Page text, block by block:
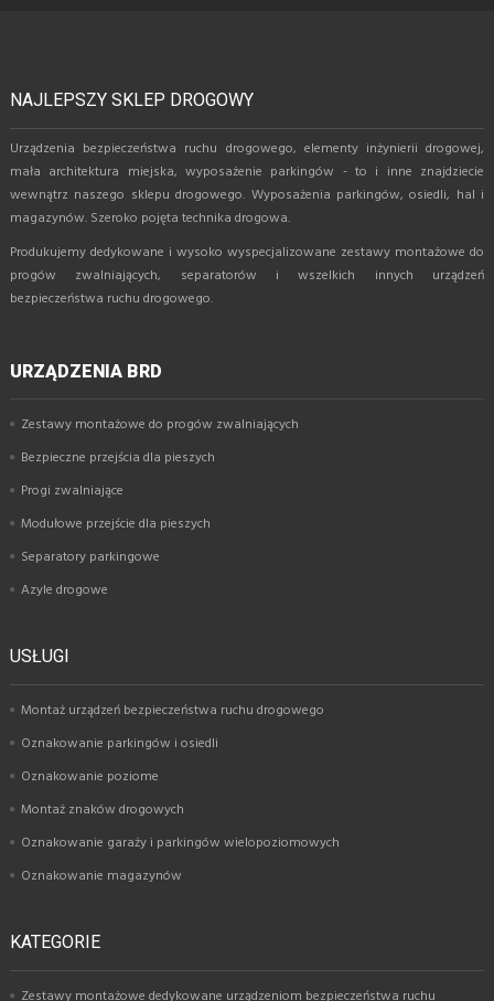
NAJLEPSZY SKLEP DROGOWY
Urządzenia bezpieczeństwa ruchu drogowego, elementy inżynierii drogowej,
mała architektura miejska, wyposażenie parkingów - to i inne znajdziecie
wewnątrz naszego sklepu drogowego. Wyposażenia parkingów, osiedli, hal i
magazynów. Szeroko pojęta technika drogowa.
Produkujemy dedykowane i wysoko wyspecjalizowane zestawy montażowe do
progów zwalniających, separatorów i wszelkich innych urządzeń
bezpieczeństwa ruchu drogowego.
URZĄDZENIA BRD
Zestawy montażowe do progów zwalniających
Bezpieczne przejścia dla pieszych
Progi zwalniające
Modułowe przejście dla pieszych
Separatory parkingowe
Azyle drogowe
USŁUGI
Montaż urządzeń bezpieczeństwa ruchu drogowego
Oznakowanie parkingów i osiedli
Oznakowanie poziome
Montaż znaków drogowych
Oznakowanie garaży i parkingów wielopoziomowych
Oznakowanie magazynów
KATEGORIE
Zestawy montażowe dedykowane urządzeniom bezpieczeństwa ruchu